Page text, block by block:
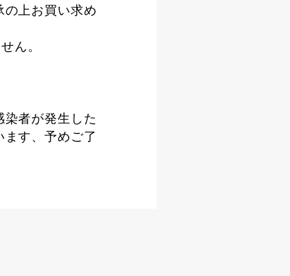
上お買い求め
ん。
者が発生した
す、予めご了